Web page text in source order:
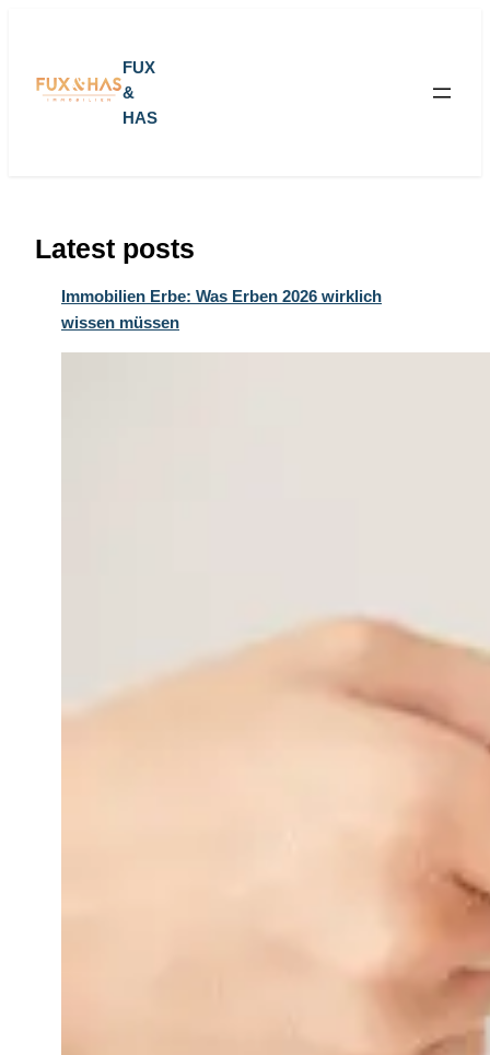
FUX
&
HAS
Latest posts
Immobilien Erbe: Was Erben 2026 wirklich
wissen müssen